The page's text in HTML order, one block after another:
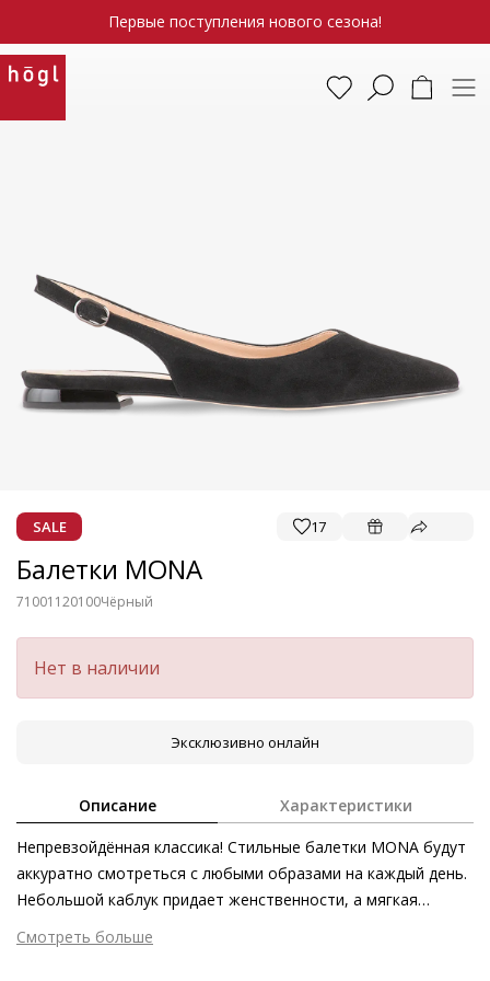
Первые поступления нового сезона!
SALE 17
Балетки MONA
71001120100Чёрный
Нет в наличии
Эксклюзивно онлайн
Описание Характеристики
Непревзойдённая классика! Стильные балетки MONA будут
аккуратно смотреться с любыми образами на каждый день.
Небольшой каблук придает женственности, а мягкая
велюровая кожа и дышащая кожаная подкладка
обеспечивают комфорт на протяжении всего дня.
Смотреть больше